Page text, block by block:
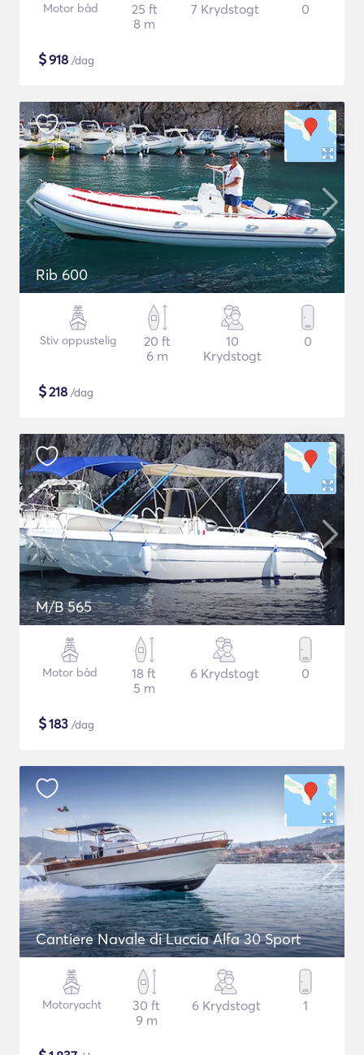
Motor båd
25 ft
8 m
7 Krydstogt 0
$918 /dag
Rib 600
Stiv oppustelig
20 ft
6 m
10
Krydstogt
0
$218 /dag
M/B 565
Motor båd
18 ft
5 m
6 Krydstogt 0
$183 /dag
Cantiere Navale di Luccia Alfa 30 Sport
Motoryacht
30 ft
9 m
6 Krydstogt 1